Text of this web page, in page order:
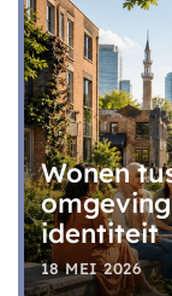
Wonen
identiteit
18 MEI 2026